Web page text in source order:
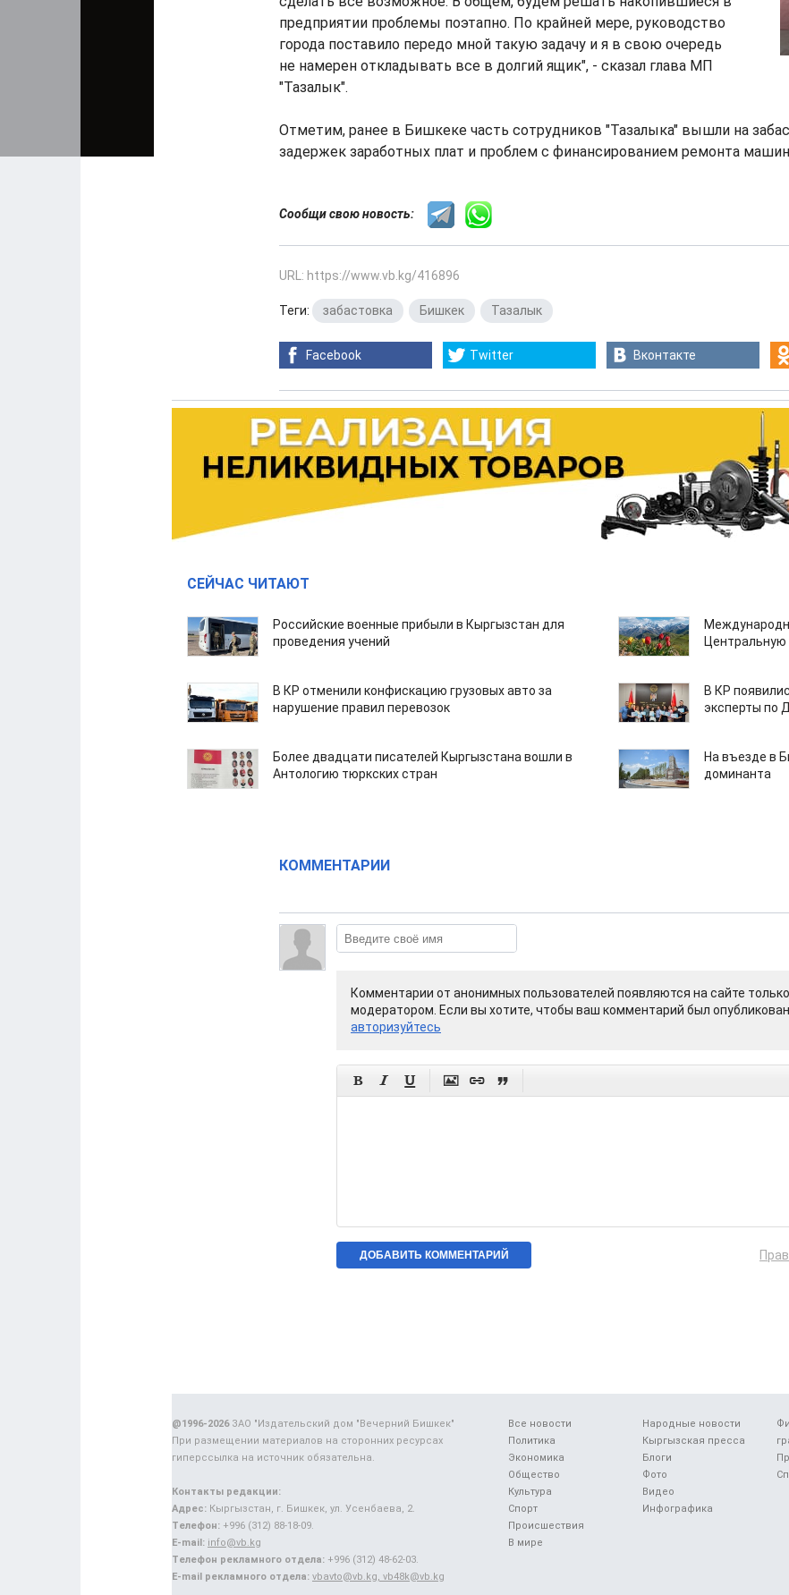
предприятии проблемы поэтапно. По крайней мере, руководство
города поставило передо мной такую задачу и я в свою очередь
не намерен откладывать все в долгий ящик", - сказал глава МП
"Тазалык".
Отметим, ранее в Бишкеке часть сотрудников "Тазалыка" вышли на
задержек заработных плат и проблем с финансированием ремонта
Сообщи свою новость:
URL: https://www.vb.kg/416896
Теги: забастовка Бишкек Тазалык
Facebook Twitter Вконтакте
СЕЙЧАС ЧИТАЮТ
Российские военные прибыли в Кыргызстан для
проведения учений
В КР отменили конфискацию грузовых авто за
нарушение правил перевозок
В КР
эксперты по
Более двадцати писателей Кыргызстана вошли в
Антологию тюркских стран
На въезде в
доминанта
КОММЕНТАРИИ
Комментарии от анонимных пользователей появляются на сайте
модератором. Если вы хотите, чтобы ваш комментарий был опубликован
авторизуйтесь
     
Все новости
Политика
Экономика
Общество
Культура
Спорт
Происшествия
В мире
Народные новости
Кыргызская пресса
Блоги
Фото
Видео
Инфографика
@1996-2026ЗАО "Издательский дом "Вечерний Бишкек"
При размещении материалов на сторонних ресурсах
гиперссылка на источник обязательна.
Контакты редакции:
Адрес: Кыргызстан, г. Бишкек, ул. Усенбаева, 2.
Телефон: +996 (312) 88-18-09.
E-mail: info@vb.kg
Телефон рекламного отдела: +996 (312) 48-62-03.
E-mail рекламного отдела: vbavto@vb.kg, vb48k@vb.kg